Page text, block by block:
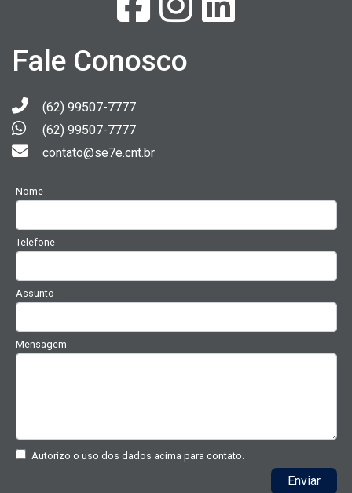
Fale Conosco
(62) 99507-7777
(62) 99507-7777
contato@se7e.cnt.br
Nome
Telefone
Assunto
Mensagem
Autorizo o uso dos dados acima para contato.
Enviar